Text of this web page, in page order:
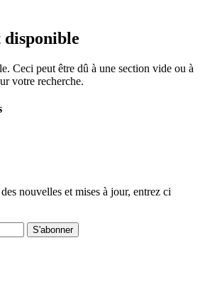
Ceci peut être dû à une section vide ou à
votre recherche.
nouvelles et mises à jour, entrez ci
S'abonner